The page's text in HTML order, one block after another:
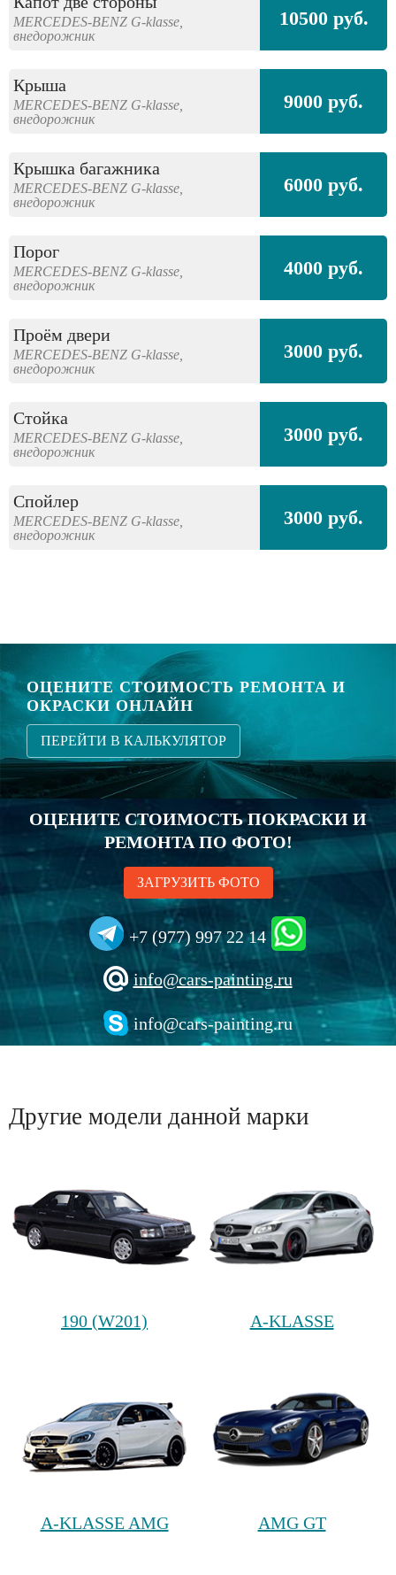
MERCEDES-BENZ G-klasse,
внедорожник
10500 руб.
Крыша
MERCEDES-BENZ G-klasse,
внедорожник
9000 руб.
Крышка багажника
MERCEDES-BENZ G-klasse,
внедорожник
6000 руб.
Порог
MERCEDES-BENZ G-klasse,
внедорожник
4000 руб.
Проём двери
MERCEDES-BENZ G-klasse,
внедорожник
3000 руб.
Стойка
MERCEDES-BENZ G-klasse,
внедорожник
3000 руб.
Спойлер
MERCEDES-BENZ G-klasse,
внедорожник
3000 руб.
ОЦЕНИТЕ СТОИМОСТЬ РЕМОНТА И
ОКРАСКИ ОНЛАЙН
ПЕРЕЙТИ В КАЛЬКУЛЯТОР
ОЦЕНИТЕ СТОИМОСТЬ ПОКРАСКИ И
РЕМОНТА ПО ФОТО!
ЗАГРУЗИТЬ ФОТО
+7 (977) 997 22 14
info@cars-painting.ru
info@cars-painting.ru
Другие модели данной марки
190 (W201) A-KLASSE
A-KLASSE AMG AMG GT